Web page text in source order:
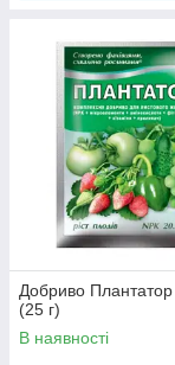
Добриво
(25 г)
В наявності